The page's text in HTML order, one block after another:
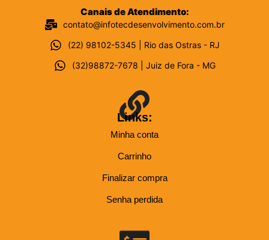
Canais de Atendimento:
contato@infotecdesenvolvimento.com.br
(22) 98102-5345 | Rio das Ostras - RJ
(32)98872-7678 | Juiz de Fora - MG
Links:
Minha conta
Carrinho
Finalizar compra
Senha perdida